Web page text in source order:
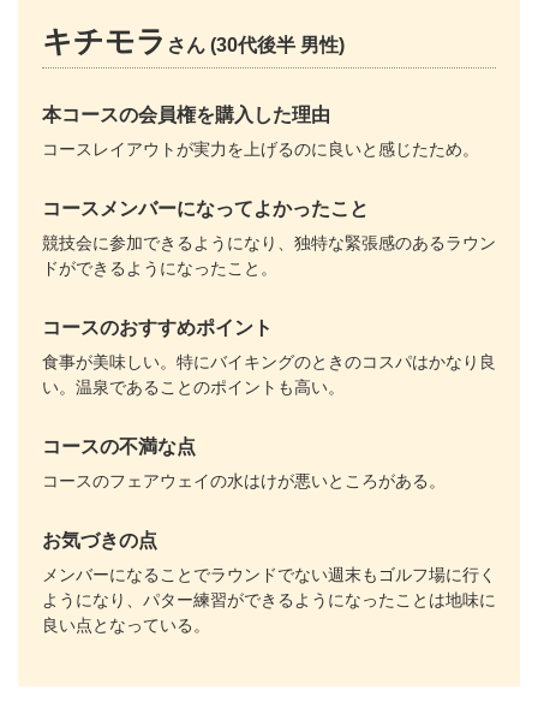
キチモラ さん (30代後半 男性)
本コースの会員権を購入した理由
コースレイアウトが実力を上げるのに良いと感じたため。
コースメンバーになってよかったこと
競技会に参加できるようになり、独特な緊張感のあるラウン
ドができるようになったこと。
コースのおすすめポイント
食事が美味しい。特にバイキングのときのコスパはかなり良
い。温泉であることのポイントも高い。
コースの不満な点
コースのフェアウェイの水はけが悪いところがある。
お気づきの点
メンバーになることでラウンドでない週末もゴルフ場に行く
ようになり、パター練習ができるようになったことは地味に
良い点となっている。